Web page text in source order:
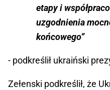
etapy i
uzgodnienia
końcowego”
- podkreślił ukraiński
Zełenski podkreślił, że